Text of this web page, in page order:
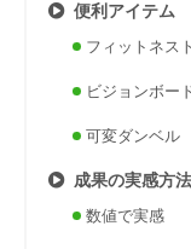
便利アイテム
フィットネス
ビジョンボー
可変ダンベル
成果の実感方法
数値で実感